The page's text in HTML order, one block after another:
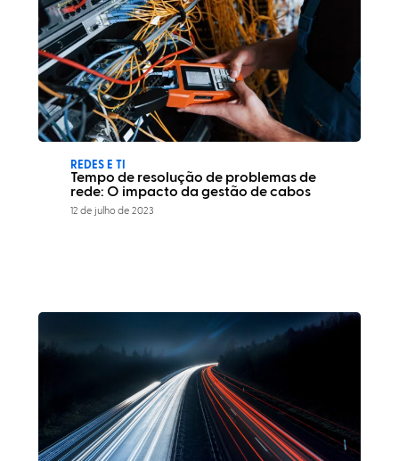
REDES E TI
Tempo de resolução de problemas de
rede: O impacto da gestão de cabos
12 de julho de 2023